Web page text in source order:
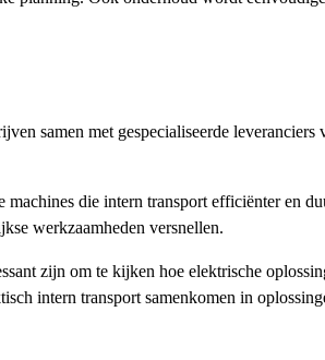
samen met gespecialiseerde
die intern transport efficiënter en
werkzaamheden versnellen.
zijn om te kijken hoe elektrische
intern transport samenkomen in